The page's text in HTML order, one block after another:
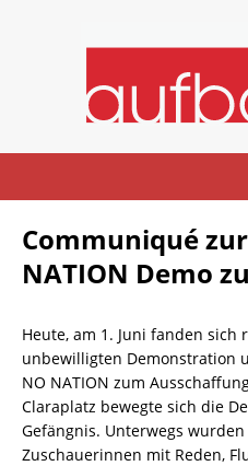
Communiqué zur
NATION Demo
Heute, am 1. Juni fanden sich
unbewilligten Demonstration
NO NATION zum
Claraplatz bewegte sich die
Gefängnis. Unterwegs
Zuschauerinnen mit Reden,